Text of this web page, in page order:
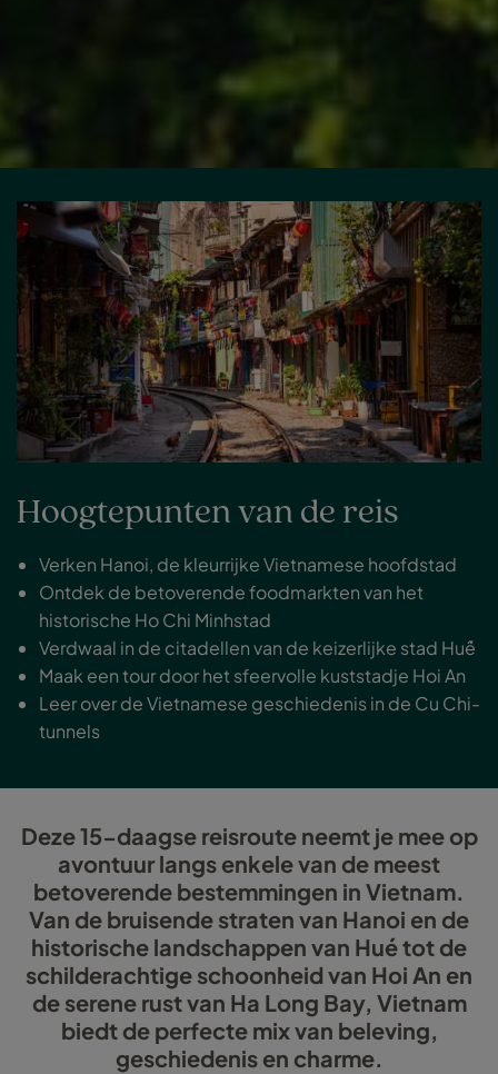
Hoogtepunten van de reis
Verken Hanoi, de kleurrijke Vietnamese hoofdstad
Ontdek de betoverende foodmarkten van het
historische Ho Chi Minhstad
Verdwaal in de citadellen van de keizerlijke stad Huế
Maak een tour door het sfeervolle kuststadje Hoi An
Leer over de Vietnamese geschiedenis in de Cu Chi-
tunnels
Deze 15-daagse reisroute neemt je mee op
avontuur langs enkele van de meest
betoverende bestemmingen in Vietnam.
Van de bruisende straten van Hanoi en de
historische landschappen van Hué tot de
schilderachtige schoonheid van Hoi An en
de serene rust van Ha Long Bay, Vietnam
biedt de perfecte mix van beleving,
geschiedenis en charme.